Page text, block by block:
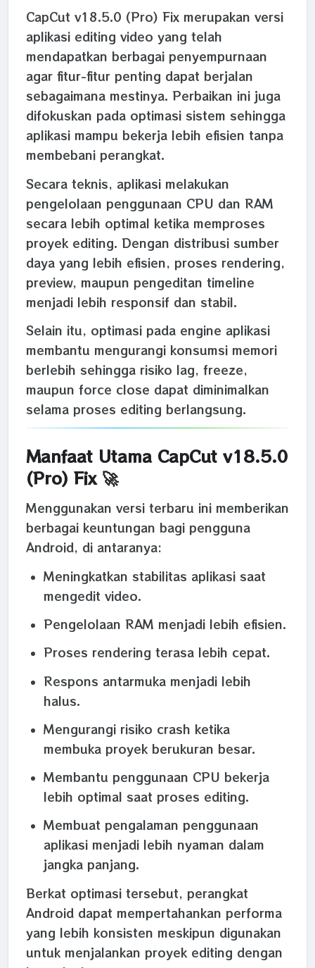
CapCut v18.5.0 (Pro) Fix merupakan versi
aplikasi editing video yang telah
mendapatkan berbagai penyempurnaan
agar fitur-fitur penting dapat berjalan
sebagaimana mestinya. Perbaikan ini juga
difokuskan pada optimasi sistem sehingga
aplikasi mampu bekerja lebih efisien tanpa
membebani perangkat.
Secara teknis, aplikasi melakukan
pengelolaan penggunaan CPU dan RAM
secara lebih optimal ketika memproses
proyek editing. Dengan distribusi sumber
daya yang lebih efisien, proses rendering,
preview, maupun pengeditan timeline
menjadi lebih responsif dan stabil.
Selain itu, optimasi pada engine aplikasi
membantu mengurangi konsumsi memori
berlebih sehingga risiko lag, freeze,
maupun force close dapat diminimalkan
selama proses editing berlangsung.
Manfaat Utama CapCut v18.5.0
(Pro) Fix 🚀
Menggunakan versi terbaru ini memberikan
berbagai keuntungan bagi pengguna
Android, di antaranya:
Meningkatkan stabilitas aplikasi saat
mengedit video.
Pengelolaan RAM menjadi lebih efisien.
Proses rendering terasa lebih cepat.
Respons antarmuka menjadi lebih
halus.
Mengurangi risiko crash ketika
membuka proyek berukuran besar.
Membantu penggunaan CPU bekerja
lebih optimal saat proses editing.
Membuat pengalaman penggunaan
aplikasi menjadi lebih nyaman dalam
jangka panjang.
Berkat optimasi tersebut, perangkat
Android dapat mempertahankan performa
yang lebih konsisten meskipun digunakan
untuk menjalankan proyek editing dengan